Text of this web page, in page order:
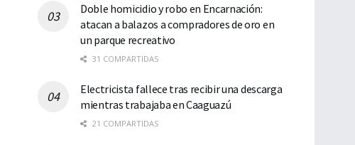
Doble homicidio y robo en Encarnación:
atacan a balazos a compradores de oro en
un parque recreativo
31 COMPARTIDAS
Electricista fallece tras recibir una descarga
mientras trabajaba en Caaguazú
21 COMPARTIDAS